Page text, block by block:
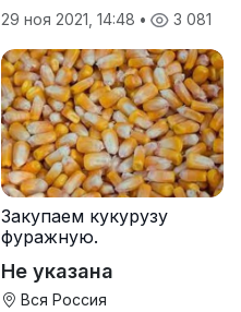
29 ноя 2021, 14:48 • 3 081
Закупаем кукурузу
фуражную.
Не указана
Вся Россия